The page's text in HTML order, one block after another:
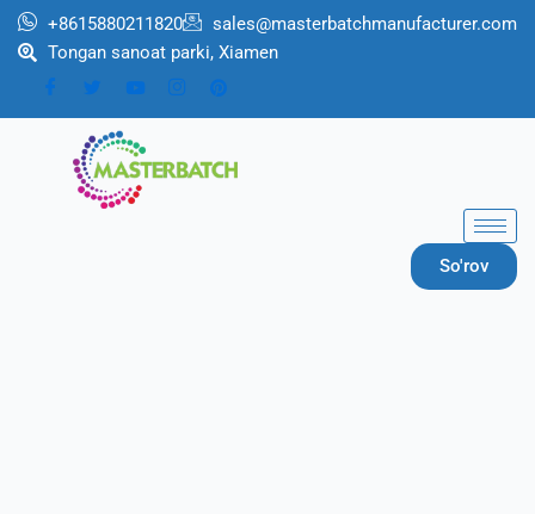
+8615880211820
sales@masterbatchmanufacturer.com
Tongan sanoat parki, Xiamen
So'rov